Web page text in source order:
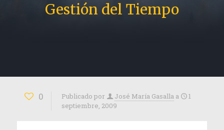
Gestión del Tiempo
0 Publicado por José María Gasalla a
1
septiembre, 2009